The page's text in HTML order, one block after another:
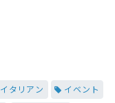
イタリアン
イベント